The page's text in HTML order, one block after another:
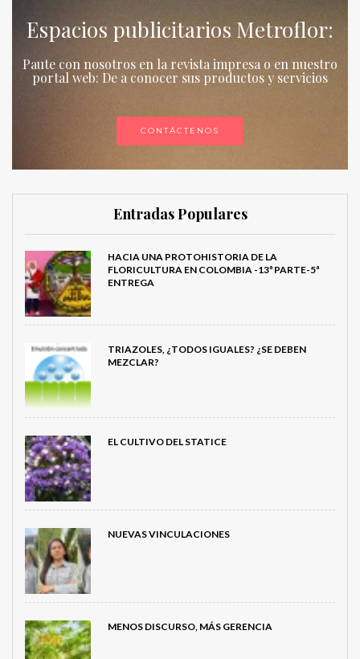
Espacios publicitarios Metroflor:
Paute con nosotros en la revista impresa o en nuestro
portal web: De a conocer sus productos y servicios
CONTÁCTENOS
Entradas Populares
HACIA UNA PROTOHISTORIA DE LA
FLORICULTURA EN COLOMBIA -13ª PARTE-5ª
ENTREGA
TRIAZOLES, ¿TODOS IGUALES? ¿SE DEBEN
MEZCLAR?
EL CULTIVO DEL STATICE
NUEVAS VINCULACIONES
MENOS DISCURSO, MÁS GERENCIA